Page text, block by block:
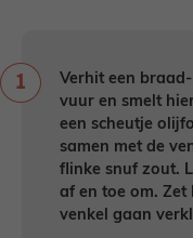
Verhit een
vuur en smelt
een scheutje
samen met de
flinke snuf zout.
af en toe om. Zet
venkel gaan